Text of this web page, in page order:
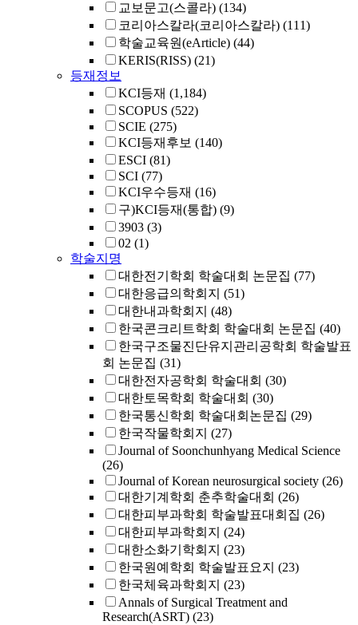
교보문고(스콜라) (134)
코리아스칼라(코리아스칼라) (111)
학술교육원(eArticle) (44)
KERIS(RISS) (21)
등재정보
KCI등재 (1,184)
SCOPUS (522)
SCIE (275)
KCI등재후보 (140)
ESCI (81)
SCI (77)
KCI우수등재 (16)
구)KCI등재(통합) (9)
3903 (3)
02 (1)
학술지명
대한전기학회 학술대회 논문집 (77)
대한응급의학회지 (51)
대한내과학회지 (48)
한국콘크리트학회 학술대회 논문집 (40)
한국구조물진단유지관리공학회 학술발표
회 논문집 (31)
대한전자공학회 학술대회 (30)
대한토목학회 학술대회 (30)
한국통신학회 학술대회논문집 (29)
한국작물학회지 (27)
Journal of Soonchunhyang Medical Science
(26)
Journal of Korean neurosurgical society (26)
대한기계학회 춘추학술대회 (26)
대한피부과학회 학술발표대회집 (26)
대한피부과학회지 (24)
대한소화기학회지 (23)
한국원예학회 학술발표요지 (23)
한국체육과학회지 (23)
Annals of Surgical Treatment and
Research(ASRT) (23)